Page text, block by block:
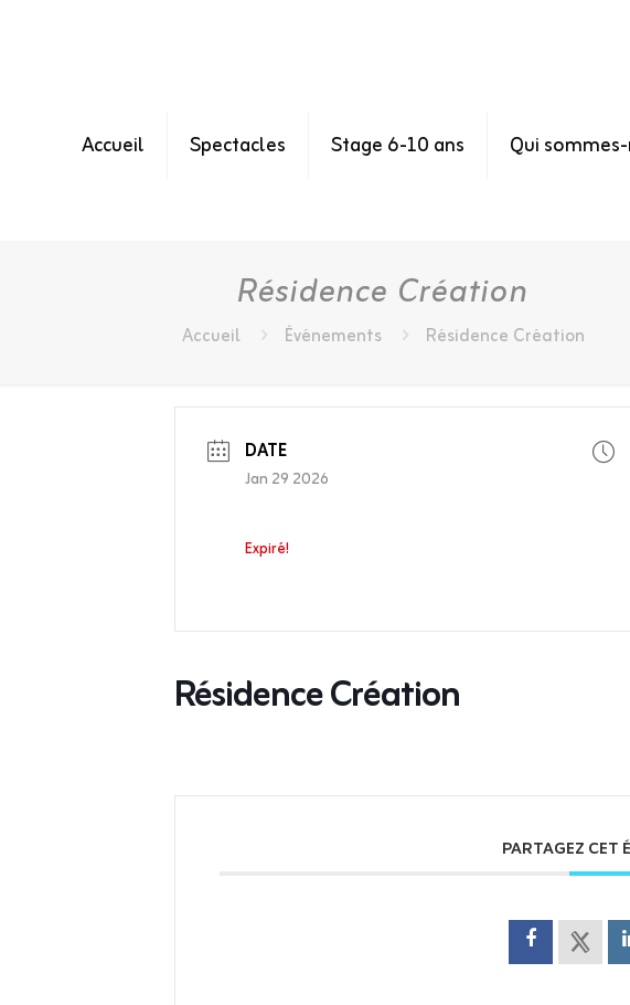
Accueil Spectacles Stage 6-10 ans Qui
Résidence Création
Accueil Événements Résidence Création
DATE
Jan 29 2026
Expiré!
Résidence Création
PARTAGEZ CET